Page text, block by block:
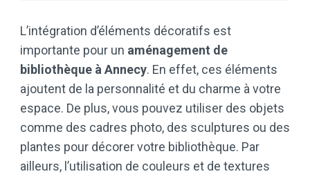
L’intégration d’éléments décoratifs est
importante pour un aménagement de
bibliothèque à Annecy. En effet, ces éléments
ajoutent de la personnalité et du charme à votre
espace. De plus, vous pouvez utiliser des objets
comme des cadres photo, des sculptures ou des
plantes pour décorer votre bibliothèque. Par
ailleurs, l’utilisation de couleurs et de textures